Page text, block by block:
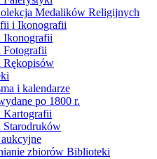
Medalików Religijnych
i Ikonografii
Ikonografii
Fotografii
Rękopisów
i kalendarze
po 1800 r.
Kartografii
Starodruków
zbiorów Biblioteki